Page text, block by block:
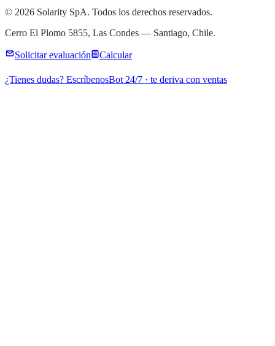
© 2026 Solarity SpA. Todos los derechos reservados.
Cerro El Plomo 5855, Las Condes — Santiago, Chile.
Solicitar evaluación Calcular
¿Tienes dudas? EscríbenosBot 24/7 · te deriva con ventas